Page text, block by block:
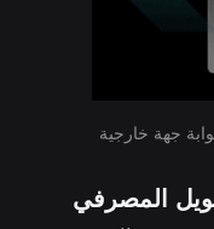
جهة خارجية